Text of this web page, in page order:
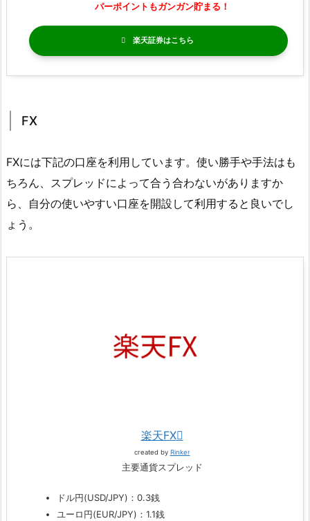
パーポイントもガンガン貯まる！
楽天証券
FX
FXには下記の口座を利用しています。使い勝手や手法はも
ちろん、スプレッドによって合う合わないがありますか
ら、自分の使いやすい口座を開設して利用すると良いでし
ょう。
楽天FX
created by Rinker
主要通貨スプレッド
ドル円(USD/JPY)：0.3銭
ユーロ円(EUR/JPY)：1.1銭